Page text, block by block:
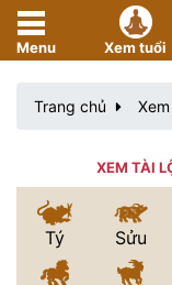
Menu Xem tuổi
Trang chủ
XEM TÀI
Tý Sửu